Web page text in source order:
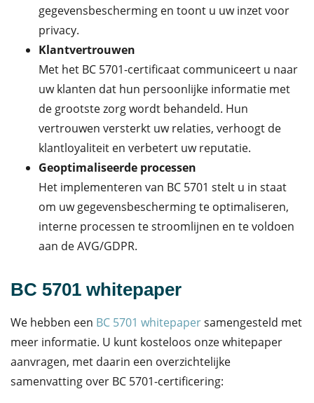
gegevensbescherming en toont u uw inzet voor
privacy.
Klantvertrouwen
Met het BC 5701-certificaat communiceert u naar
uw klanten dat hun persoonlijke informatie met
de grootste zorg wordt behandeld. Hun
vertrouwen versterkt uw relaties, verhoogt de
klantloyaliteit en verbetert uw reputatie.
Geoptimaliseerde processen
Het implementeren van BC 5701 stelt u in staat
om uw gegevensbescherming te optimaliseren,
interne processen te stroomlijnen en te voldoen
aan de AVG/GDPR.
BC 5701 whitepaper
We hebben een BC 5701 whitepapersamengesteld met
meer informatie. U kunt kosteloos onze whitepaper
aanvragen, met daarin een overzichtelijke
samenvatting over BC 5701-certificering: